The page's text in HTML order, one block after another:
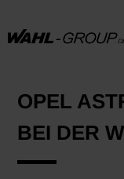
OPEL
BEI DER